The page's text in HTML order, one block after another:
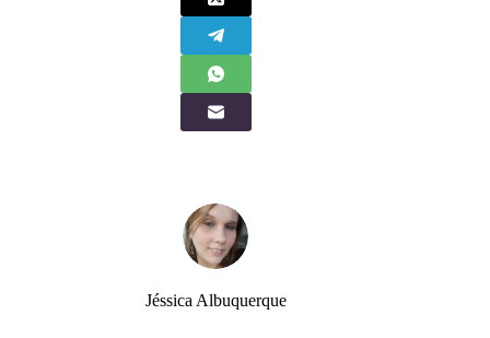
Jéssica Albuquerque